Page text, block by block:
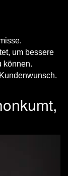
um bessere
können.